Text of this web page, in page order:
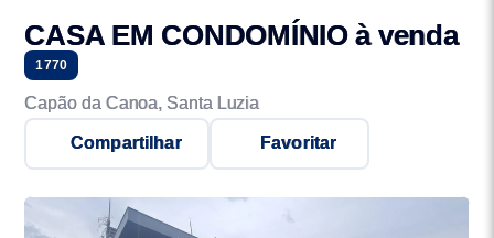
CASA EM CONDOMÍNIO à venda
1770
Capão da Canoa, Santa Luzia
Compartilhar Favoritar